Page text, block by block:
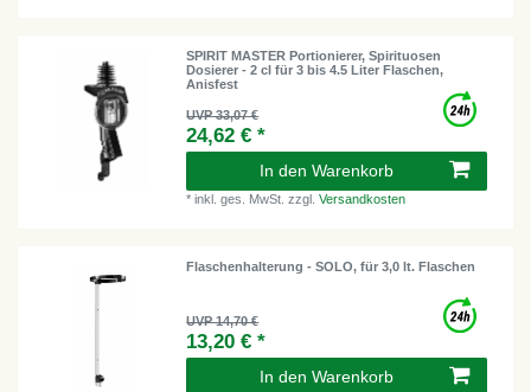
SPIRIT MASTER Portionierer, Spirituosen
Dosierer - 2 cl für 3 bis 4.5 Liter Flaschen,
Anisfest
UVP 33,07 €
24,62 € *
In den Warenkorb
*inkl. ges. MwSt. zzgl.Versandkosten
Flaschenhalterung - SOLO, für 3,0 lt. Flaschen
UVP 14,70 €
13,20 € *
In den Warenkorb